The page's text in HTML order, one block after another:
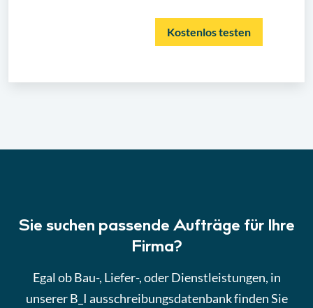
Kostenlos testen
Sie suchen passende Aufträge für Ihre
Firma?
Egal ob Bau-, Liefer-, oder Dienstleistungen, in
unserer B_I ausschreibungsdatenbank finden Sie